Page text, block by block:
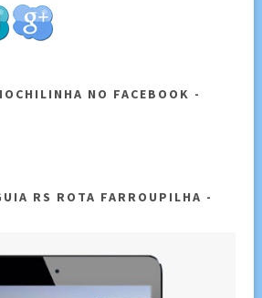
NO FACEBOOK
RS ROTA FARROUPILHA